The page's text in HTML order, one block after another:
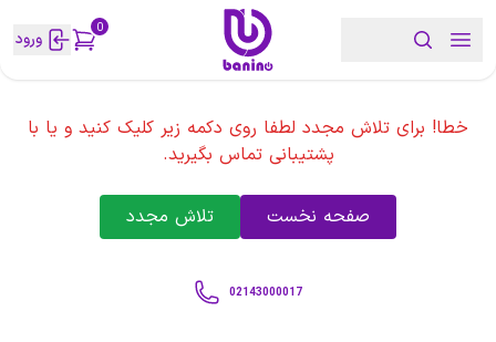
0 ورود
خطا! برای تلاش مجدد لطفا روی دکمه زیر کلیک کنید و یا با
پشتیبانی تماس بگیرید.
صفحه نخست تلاش مجدد
02143000017